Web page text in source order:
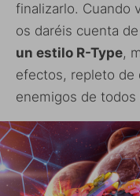
finalizarlo. Cuando
os daréis cuenta
un estilo R-Type,
efectos, repleto de
enemigos de todos